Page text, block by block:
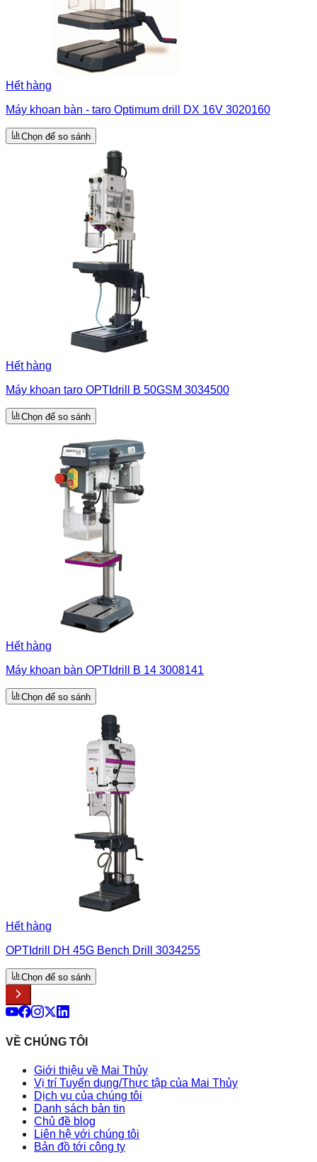
Hết hàng
Máy khoan bàn - taro Optimum drill DX 16V 3020160
Chọn để so sánh
Hết hàng
Máy khoan taro OPTIdrill B 50GSM 3034500
Chọn để so sánh
Hết hàng
Máy khoan bàn OPTIdrill B 14 3008141
Chọn để so sánh
Hết hàng
OPTIdrill DH 45G Bench Drill 3034255
Chọn để so sánh
VỀ CHÚNG TÔI
Giới thiệu về Mai Thủy
Vị trí Tuyển dụng/Thực tập của Mai Thủy
Dịch vụ của chúng tôi
Danh sách bản tin
Chủ đề blog
Liên hệ với chúng tôi
Bản đồ tới công ty